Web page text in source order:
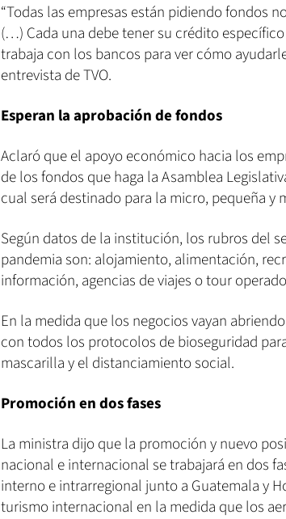
“Todas las empresas están pidiendo fondos
(…) Cada una debe tener su crédito
trabaja con los bancos para ver cómo
entrevista de TVO.
Esperan la aprobación de fondos
Aclaró que el apoyo económico hacia los
de los fondos que haga la Asamblea
cual será destinado para la micro, pequeña y
Según datos de la institución, los rubros del
pandemia son: alojamiento, alimentación,
información, agencias de viajes o tour
En la medida que los negocios vayan
con todos los protocolos de bioseguridad
mascarilla y el distanciamiento social.
Promoción en dos fases
La ministra dijo que la promoción y nuevo
nacional e internacional se trabajará en dos
interno e intrarregional junto a Guatemala y
turismo internacional en la medida que los